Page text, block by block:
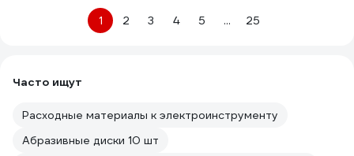
1 2 3 4 5 ... 25
Часто ищут
Расходные материалы к электроинструменту
Абразивные диски 10 шт